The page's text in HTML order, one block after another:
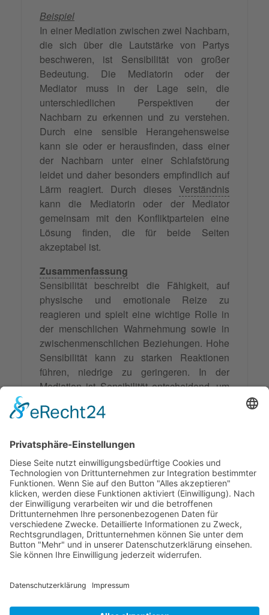
Beispiel
In einer Mediation zwischen zwei Nachbarn,
die sich über die Lautstärke von Partys
beschweren, ist Sensibilität von großer
Bedeutung. Die Mediatorin oder der
Mediator muss in der Lage sein, die
unterschiedlichen Perspektiven der
Nachbarn zu erkennen und zu verstehen.
Durch eine sensible Herangehensweise
kann sie oder er herausfinden, dass einer
der Nachbarn unter einer Schlafstörung
leidet und daher besonders empfindlich auf
Lärm reagiert. Durch dieses Verständnis
kann die Mediatorin oder der Mediator
gemeinsam mit den Konfliktparteien eine
Lösung finden, die für beide Seiten
akzeptabel ist.
Zusammenfassung
Sensibilität beschreibt die Fähigkeit, auf
physische und emotionale Reize zu
reagieren und spielt eine wichtige Rolle in
der menschlichen Wahrnehmung sowie in
zwischenmenschlichen Beziehungen. Hohe
Sensibilität kann zu starken Reaktionen
führen, niedrige zu geringeren. In der
Mediation ist Sensibilität entscheidend, um
Konfliktparteien einzugehen und bildet die
Herangehensweise ist für eine erfolgreiche
Mediation unerlässlich und hilft,Vertrauen
aufzubauen und Lösungen zu finden.
Synonyme: sensibel
© 2026 Frank Hartung Ihr Mediator bei Konflikten in Familie,